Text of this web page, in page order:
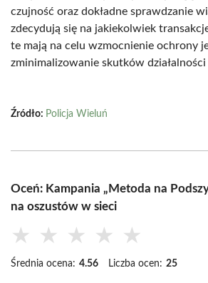
czujność oraz dokładne sprawdzanie
zdecydują się na jakiekolwiek
te mają na celu wzmocnienie ochrony
zminimalizowanie skutków
Źródło: Policja Wieluń
Oceń: Kampania „Metoda na
na oszustów w sieci
★ ★ ★ ★ ★
Średnia ocena: 4.56 Liczba ocen: 25